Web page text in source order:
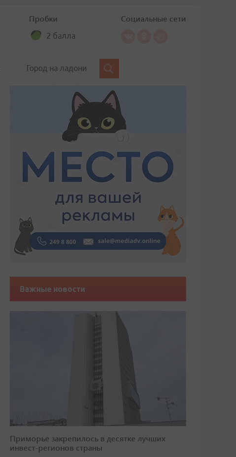
Пробки
2 балла
Социальные сети
Город на ладони
Важные новости
Приморье закрепилось в десятке лучших
инвест-регионов страны